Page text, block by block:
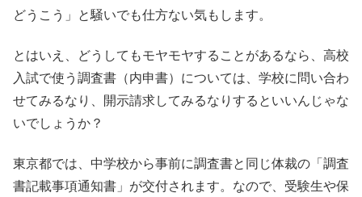
どうこう」と騒いでも仕方ない気もします。
とはいえ、どうしてもモヤモヤすることがあるなら、高校
入試で使う調査書（内申書）については、学校に問い合わ
せてみるなり、開示請求してみるなりするといいんじゃな
いでしょうか？
東京都では、中学校から事前に調査書と同じ体裁の「調査
書記載事項通知書」が交付されます。なので、受験生や保